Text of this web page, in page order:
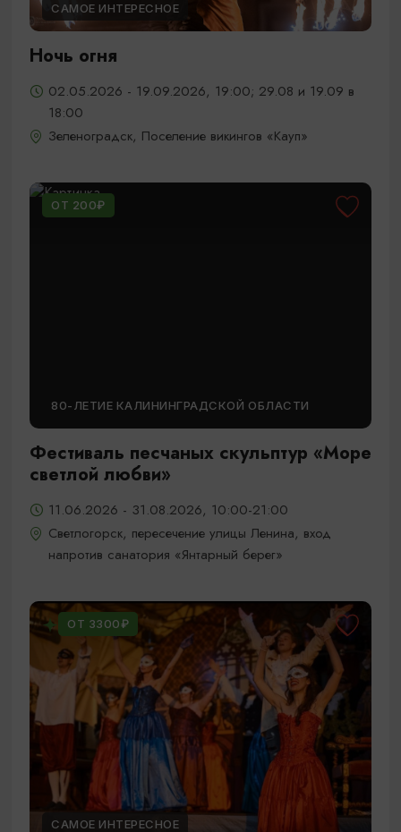
САМОЕ ИНТЕРЕСНОЕ
Ночь огня
02.05.2026 - 19.09.2026, 19:00; 29.08 и 19.09 в
18:00
Зеленоградск, Поселение викингов «Кауп»
ОТ 200₽
80-ЛЕТИЕ КАЛИНИНГРАДСКОЙ ОБЛАСТИ
Фестиваль песчаных скульптур «Море
светлой любви»
11.06.2026 - 31.08.2026, 10:00-21:00
Светлогорск, пересечение улицы Ленина, вход
напротив санатория «Янтарный берег»
ОТ 3300₽
САМОЕ ИНТЕРЕСНОЕ